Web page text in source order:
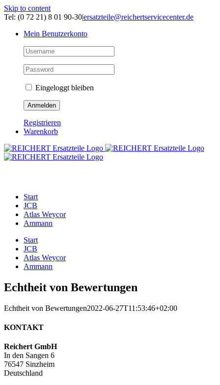
Skip to content
Tel: (0 72 21) 8 01 90-30|ersatzteile@reichertservicecenter.de
Mein Benutzerkonto
Eingeloggt bleiben
Registrieren
Warenkorb
Start
JCB
Atlas Weycor
Ammann
Start
JCB
Atlas Weycor
Ammann
Echtheit von Bewertungen
Echtheit von Bewertungen2022-06-27T11:53:46+02:00
KONTAKT
Reichert GmbH
In den Sangen 6
76547 Sinzheim
Deutschland